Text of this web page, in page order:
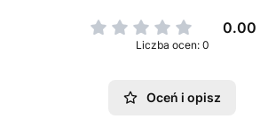
0.00
Liczba ocen: 0
Oceń i opisz